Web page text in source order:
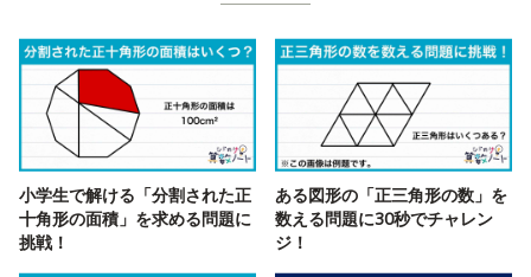
小学生で解ける「分割された正
十角形の面積」を求める問題に
挑戦！
ある図形の「正三角形の数」を
数える問題に30秒でチャレン
ジ！